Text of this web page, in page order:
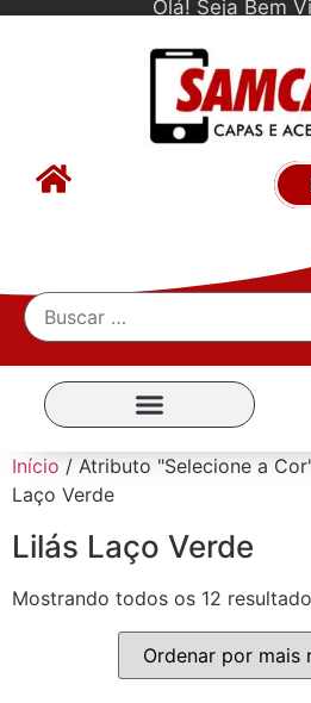
Olá! Seja Bem
Início / Atributo "Selecione a
Laço Verde
Lilás Laço Verde
Mostrando todos os 12